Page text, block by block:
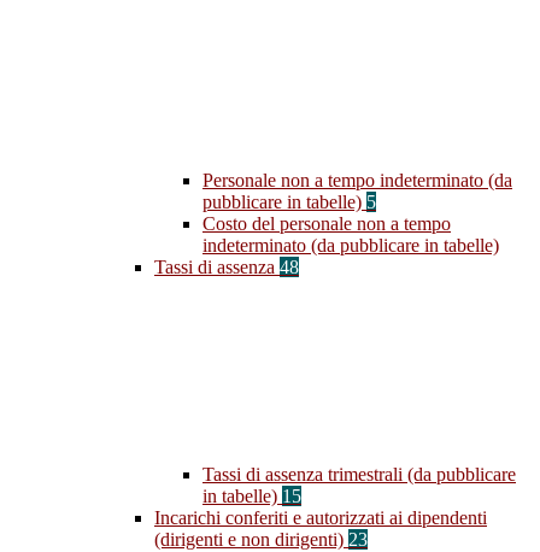
Personale non a tempo indeterminato (da
pubblicare in tabelle) 5
Costo del personale non a tempo
indeterminato (da pubblicare in tabelle)
Tassi di assenza 48
Tassi di assenza trimestrali (da pubblicare
in tabelle) 15
Incarichi conferiti e autorizzati ai dipendenti
(dirigenti e non dirigenti) 23